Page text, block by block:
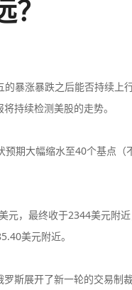
暴涨暴跌之后能否持续上
持续检测美股的走势。
期大幅缩水至40个基点（
元，最终收于2344美元附
美元附近。
斯展开了新一轮的交易制
爱华
全牌照
监管中